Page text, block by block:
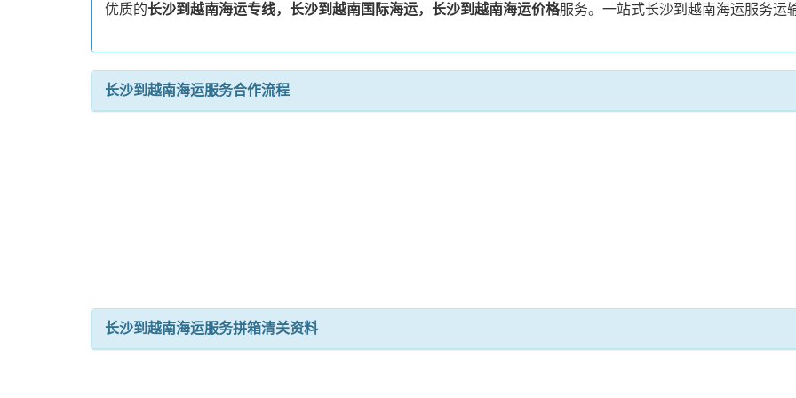
优质的长沙到越南海运专线，长沙到越南国际海运，长沙到越南海运价格服务。一站式长沙到越南海运服务运
长沙到越南海运服务合作流程
长沙到越南海运服务拼箱清关资料